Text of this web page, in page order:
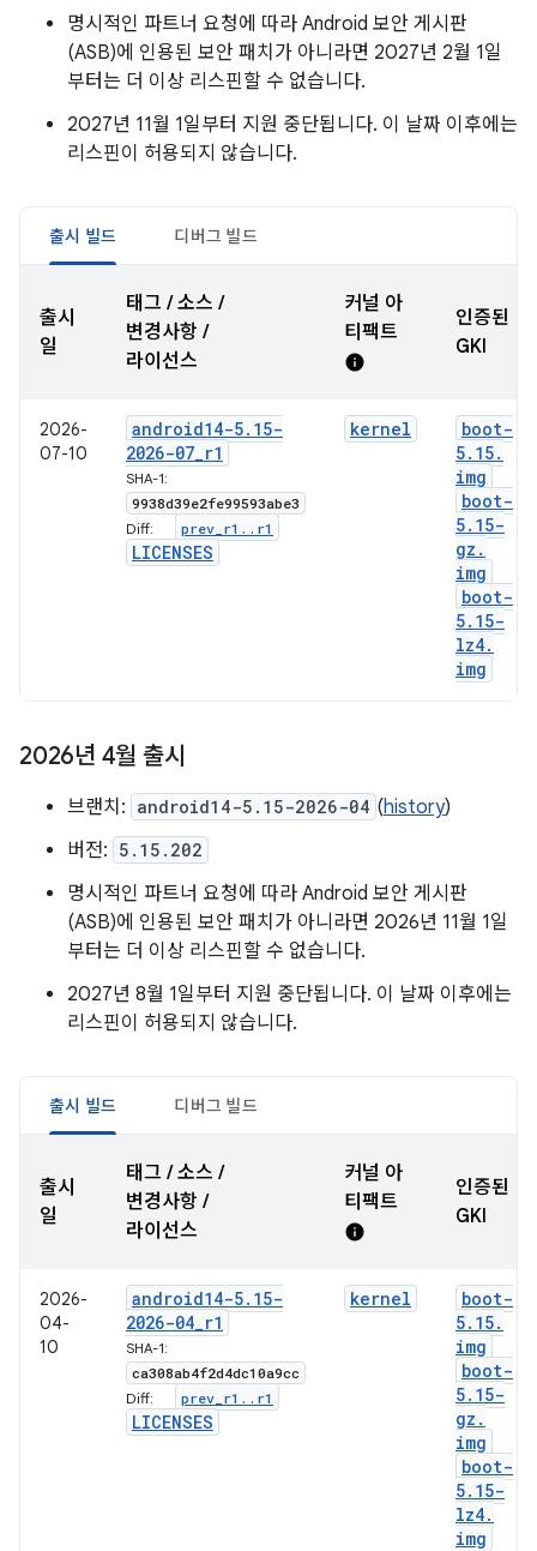
명시적인 파트너 요청에 따라 Android 보안 게시판
(ASB)에 인용된 보안 패치가 아니라면 2027년 2월 1일
부터는 더 이상 리스핀할 수 없습니다.
2027년 11월 1일부터 지원 중단됩니다. 이 날짜 이후에는
리스핀이 허용되지 않습니다.
출시 빌드 디버그 빌드
출시
일
태그 / 소스 /
변경사항 /
라이선스
커널 아
티팩트
info
인증된
GKI
2026-
07-10
android14-5. 15-
2026-07_r1
SHA-1:
9938d39e2fe99593abe3
Diff: prev r1 . . r1
LICENSES
kernel
boot-
5. 15.
img
boot-
5. 15-
gz .
img
boot-
5. 15-
lz4.
img
2026년 4월 출시
브랜치: android14-5.15-2026-04 (history)
버전: 5.15.202
명시적인 파트너 요청에 따라 Android 보안 게시판
(ASB)에 인용된 보안 패치가 아니라면 2026년 11월 1일
부터는 더 이상 리스핀할 수 없습니다.
2027년 8월 1일부터 지원 중단됩니다. 이 날짜 이후에는
리스핀이 허용되지 않습니다.
출시 빌드 디버그 빌드
출시
일
태그 / 소스 /
변경사항 /
라이선스
커널 아
티팩트
info
인증된
GKI
2026-
04-
10
android14-5. 15-
2026-04_r1
SHA-1:
ca308ab4f2d4dc10a9cc
Diff: prev r1 . . r1
LICENSES
kernel
boot-
5. 15.
img
boot-
5. 15-
gz .
img
boot-
5. 15-
lz4.
img